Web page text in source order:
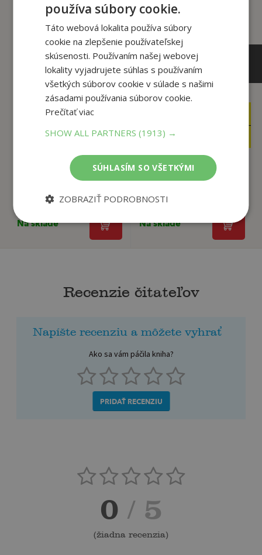
13
4,95 €
Obhliadka bytu
Na sklade
Stretla som chlapa...
Na sklade
Recenzie čitateľov
Napíšte recenziu a môžete vyhrať
Ako sa vám páčila kniha?
PRIDAŤ RECENZIU
0 / 5
(žiadna recenzia)
používa súbory cookie.
Táto webová lokalita používa súbory
cookie na zlepšenie používateľskej
skúsenosti. Používaním našej webovej
lokality vyjadrujete súhlas s používaním
všetkých súborov cookie v súlade s našimi
zásadami používania súborov cookie.
Prečítať viac
SHOW ALL PARTNERS(1913) →
SÚHLASÍM SO VŠETKÝMI
ZOBRAZIŤ PODROBNOSTI